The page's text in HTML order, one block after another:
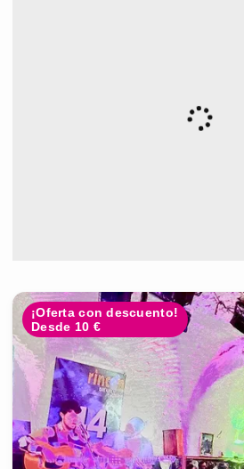
¡Oferta con descuento!
Desde 10 €